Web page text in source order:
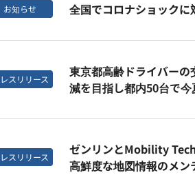
お知らせ 全国でコロナショック
スリリース
東京都高齢ドライバー
減を目指し都内50台で
スリリース
ゼンリンとMobility
高鮮度な地図情報のメン